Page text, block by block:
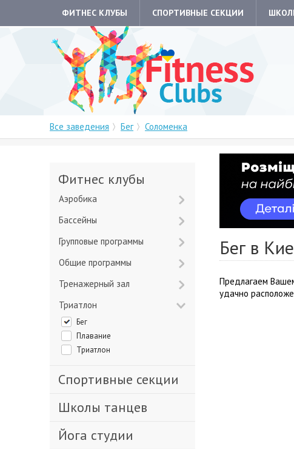
ФИТНЕС КЛУБЫ СПОРТИВНЫЕ СЕКЦИИ
Все заведения Бег Соломенка
Бег в
Предлагаем
удачно
Фитнес клубы
Аэробика
Бассейны
Групповые программы
Общие программы
Тренажерный зал
Триатлон
Бег
Плавание
Триатлон
Спортивные секции
Школы танцев
Йога студии